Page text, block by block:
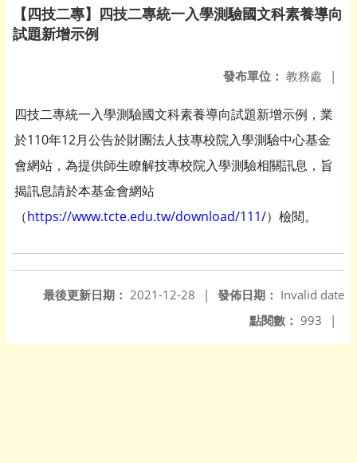
【四技二專】四技二專統一入學測驗國文科素養導向
試題新增示例
發布單位： 教務處 |
四技二專統一入學測驗國文科素養導向試題新增示例，業
於110年12月公告於財團法人技專校院入學測驗中心基金
會網站，為提供師生瞭解技專校院入學測驗相關訊息，旨
揭訊息請於本基金會網站
（https://www.tcte.edu.tw/download/111/）檢閱。
發佈日期： Invalid date
最後更新日期： 2021-12-28
|
點閱數： 993 |